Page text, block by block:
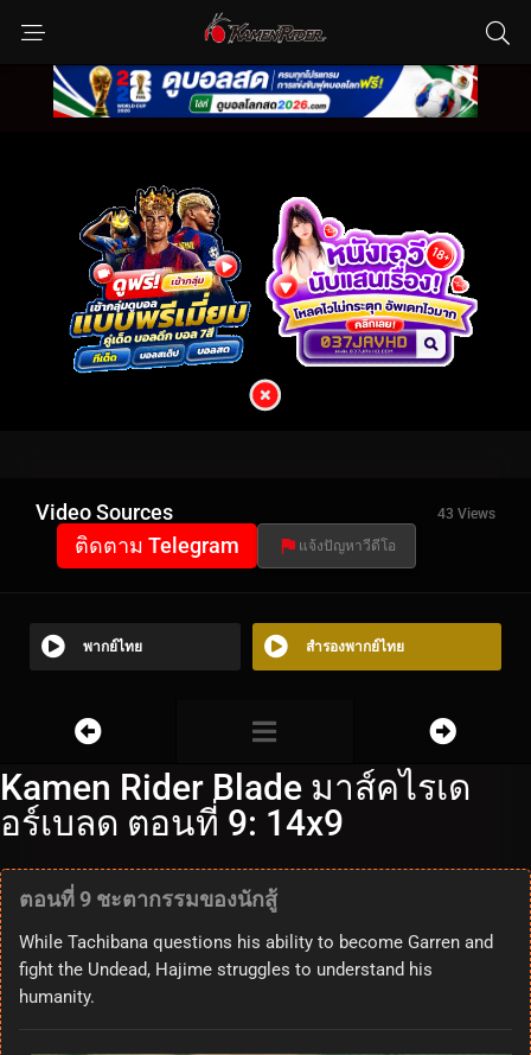
Video Sources 43 Views
ติดตาม Telegram แจ้งปัญหาวีดีโอ
พากย์ไทย สำรองพากย์ไทย
Kamen Rider Blade มาส์คไรเด
อร์เบลด ตอนที่ 9: 14x9
ตอนที่ 9 ชะตากรรมของนักสู้
While Tachibana questions his ability to become Garren and
fight the Undead, Hajime struggles to understand his
humanity.